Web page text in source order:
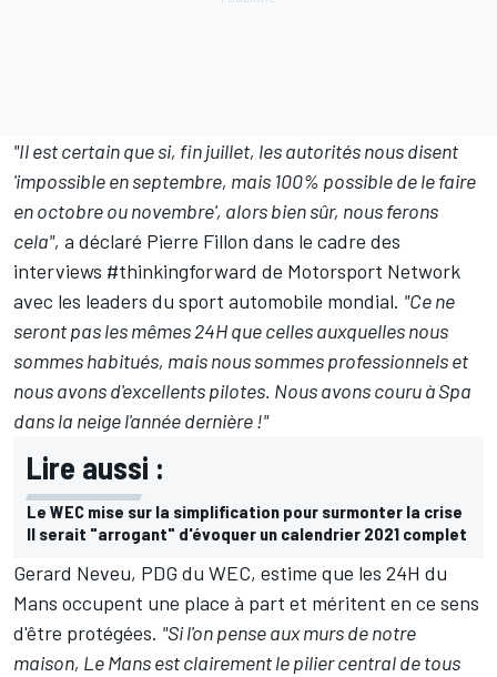
"Il est certain que si, fin juillet, les autorités nous disent
'impossible en septembre, mais 100% possible de le faire
en octobre ou novembre', alors bien sûr, nous ferons
cela", a déclaré Pierre Fillon dans le cadre des
interviews #thinkingforward de Motorsport Network
avec les leaders du sport automobile mondial. "Ce ne
seront pas les mêmes 24H que celles auxquelles nous
sommes habitués, mais nous sommes professionnels et
nous avons d'excellents pilotes. Nous avons couru à Spa
dans la neige l'année dernière !"
Lire aussi :
Le WEC mise sur la simplification pour surmonter la crise
Il serait "arrogant" d'évoquer un calendrier 2021 complet
Gerard Neveu, PDG du WEC, estime que les 24H du
Mans occupent une place à part et méritent en ce sens
d'être protégées. "Si l'on pense aux murs de notre
maison, Le Mans est clairement le pilier central de tous